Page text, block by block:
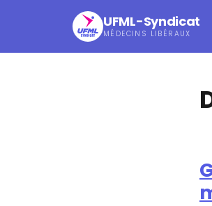
UFML-Syndicat
MÉDECINS LIBÉRAUX